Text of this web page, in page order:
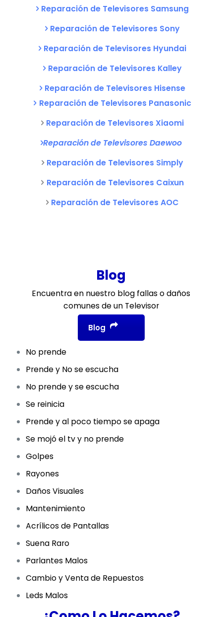
Reparación de Televisores Samsung
Reparación de Televisores Sony
Reparación de Televisores Hyundai
Reparación de Televisores Kalley
Reparación de Televisores Hisense
Reparación de Televisores Panasonic
Reparación de Televisores Xiaomi
Reparación de Televisores Daewoo
Reparación de Televisores Simply
Reparación de Televisores Caixun
Reparación de Televisores AOC
Blog
Encuentra en nuestro blog fallas o daños
comunes de un Televisor
Blog
No prende
Prende y No se escucha
No prende y se escucha
Se reinicia
Prende y al poco tiempo se apaga
Se mojó el tv y no prende
Golpes
Rayones
Daños Visuales
Mantenimiento
Acrílicos de Pantallas
Suena Raro
Parlantes Malos
Cambio y Venta de Repuestos
Leds Malos